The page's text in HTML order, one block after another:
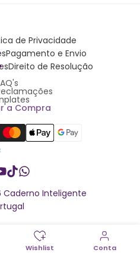
de Privacidade
Pagamento e Envio
Direito de Resolução
a Compra
YouTube
TikTokWhatsapp
Inteligente
Wishlist Conta